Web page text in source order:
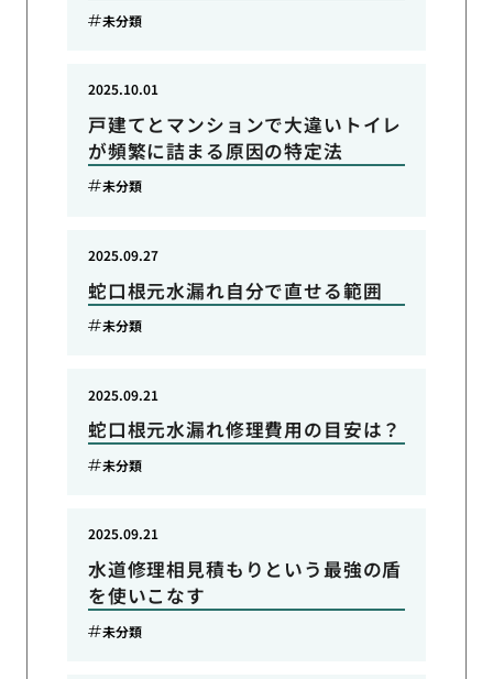
未分類
戸建てとマンションで大違いトイレ
が頻繁に詰まる原因の特定法
2025.10.01
未分類
蛇口根元水漏れ自分で直せる範囲
2025.09.27
未分類
蛇口根元水漏れ修理費用の目安は？
2025.09.21
未分類
水道修理相見積もりという最強の盾
を使いこなす
2025.09.21
未分類